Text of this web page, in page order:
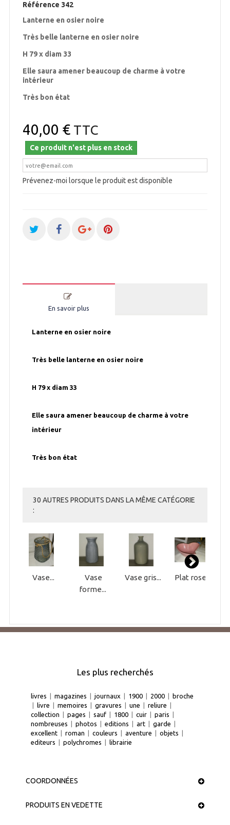
Référence 342
Lanterne en osier noire
Très belle lanterne en osier noire
H 79 x diam 33
Elle saura amener beaucoup de charme à votre
intérieur
Très bon état
40,00 €TTC
Ce produit n'est plus en stock
Prévenez-moi lorsque le produit est disponible
En savoir plus
Lanterne en osier noire
Très belle lanterne en osier noire
H 79 x diam 33
Elle saura amener beaucoup de charme à votre
intérieur
Très bon état
30 AUTRES PRODUITS DANS LA MÊME CATÉGORIE
:
Vase...
Vase
forme...
Vase gris... Plat rose...
Les plus recherchés
livres | magazines | journaux | 1900 | 2000 | broche
| livre | memoires | gravures | une | reliure |
collection | pages | sauf | 1800 | cuir | paris |
nombreuses | photos | editions | art | garde |
excellent | roman | couleurs | aventure | objets |
editeurs | polychromes | librairie
COORDONNÉES
PRODUITS EN VEDETTE